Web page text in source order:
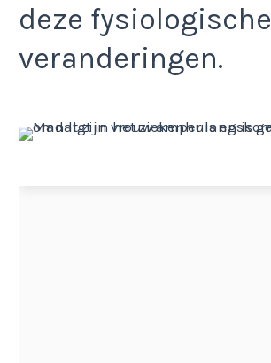
deze fysiologische
veranderingen.